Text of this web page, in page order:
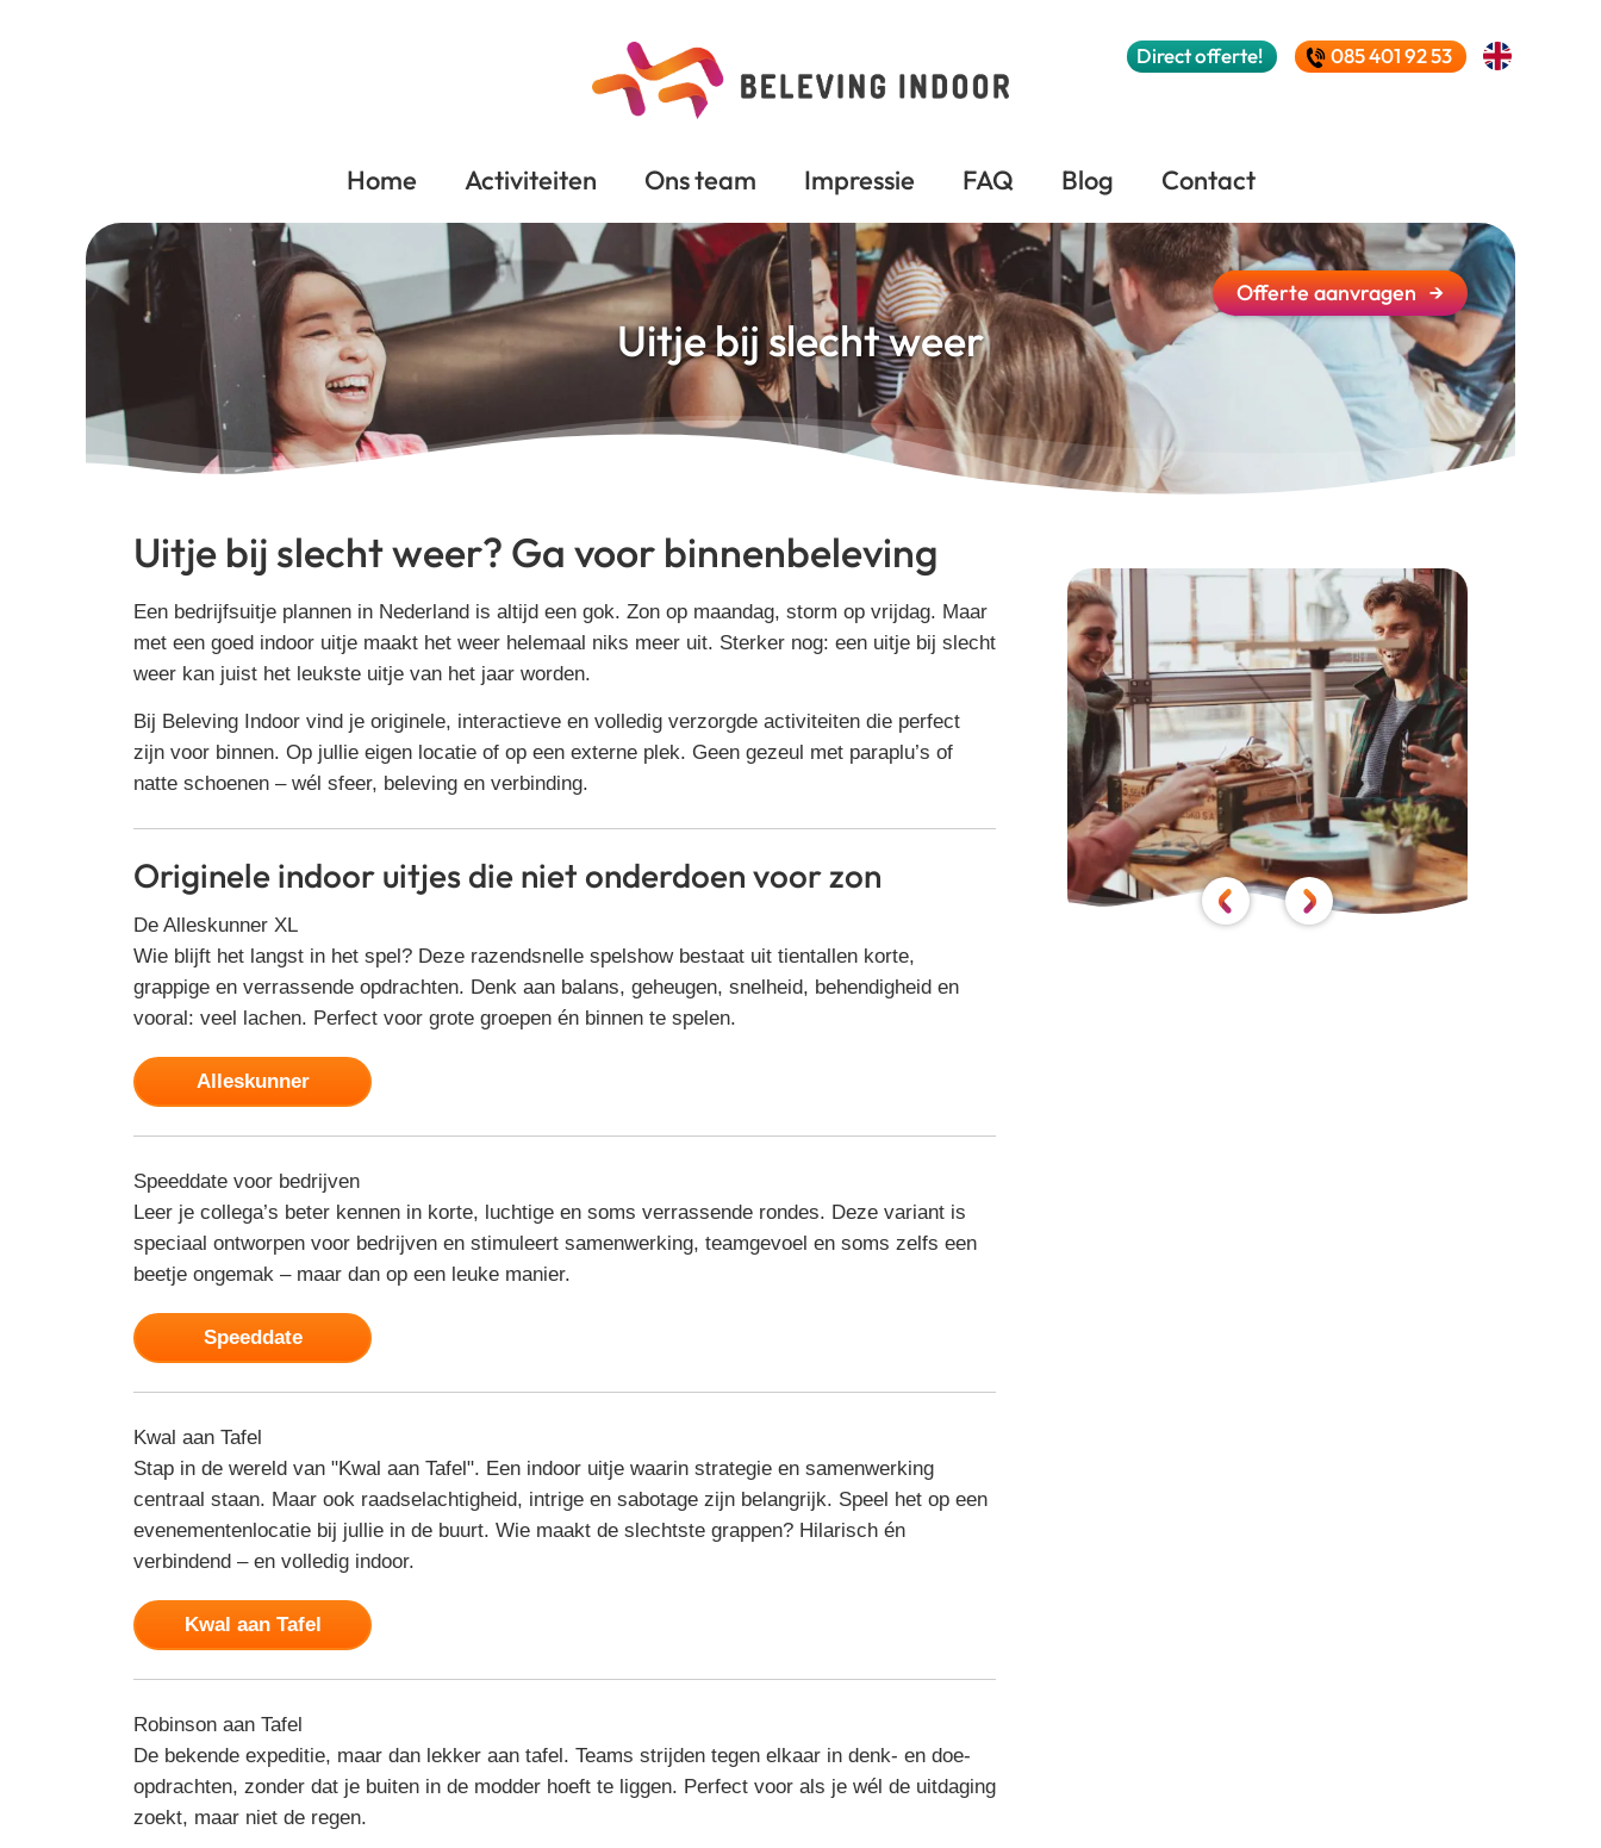
Directofferte! 085 401 92 53
Home Activiteiten Ons team Impressie FAQ Blog Contact
Uitje bij slecht weer
Offerteaanvragen →
Uitje bij slecht weer? Ga voor binnenbeleving
Een bedrijfsuitje plannen in Nederland is altijd een gok. Zon op maandag, storm op vrijdag. Maar
met een goed indoor uitje maakt het weer helemaal niks meer uit. Sterker nog: een uitje bij slecht
weer kan juist het leukste uitje van het jaar worden.
Bij Beleving Indoor vind je originele, interactieve en volledig verzorgde activiteiten die perfect
zijn voor binnen. Op jullie eigen locatie of op een externe plek. Geen gezeul met paraplu’s of
natte schoenen – wél sfeer, beleving en verbinding.
Originele indoor uitjes die niet onderdoen voor zon
De Alleskunner XL
Wie blijft het langst in het spel? Deze razendsnelle spelshow bestaat uit tientallen korte,
grappige en verrassende opdrachten. Denk aan balans, geheugen, snelheid, behendigheid en
vooral: veel lachen. Perfect voor grote groepen én binnen te spelen.
Alleskunner
Speeddate voor bedrijven
Leer je collega’s beter kennen in korte, luchtige en soms verrassende rondes. Deze variant is
speciaal ontworpen voor bedrijven en stimuleert samenwerking, teamgevoel en soms zelfs een
beetje ongemak – maar dan op een leuke manier.
Speeddate
Kwal aan Tafel
Stap in de wereld van "Kwal aan Tafel". Een indoor uitje waarin strategie en samenwerking
centraal staan. Maar ook raadselachtigheid, intrige en sabotage zijn belangrijk. Speel het op een
evenementenlocatie bij jullie in de buurt. Wie maakt de slechtste grappen? Hilarisch én
verbindend – en volledig indoor.
Kwal aan Tafel
Robinson aan Tafel
De bekende expeditie, maar dan lekker aan tafel. Teams strijden tegen elkaar in denk- en doe-
opdrachten, zonder dat je buiten in de modder hoeft te liggen. Perfect voor als je wél de uitdaging
zoekt, maar niet de regen.